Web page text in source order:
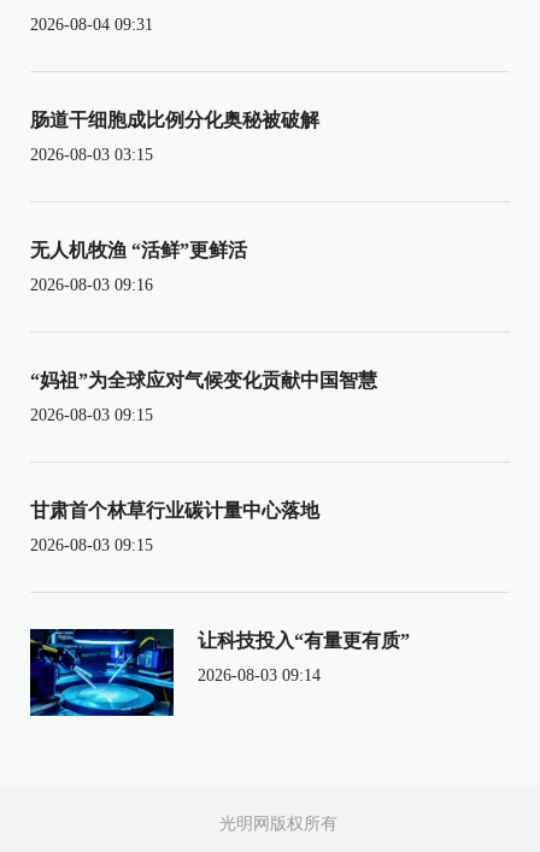
2026-08-04 09:31
肠道干细胞成比例分化奥秘被破解
2026-08-03 03:15
无人机牧渔 “活鲜”更鲜活
2026-08-03 09:16
“妈祖”为全球应对气候变化贡献中国智慧
2026-08-03 09:15
甘肃首个林草行业碳计量中心落地
2026-08-03 09:15
让科技投入“有量更有质”
2026-08-03 09:14
光明网版权所有